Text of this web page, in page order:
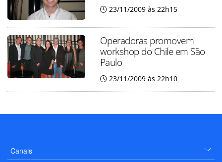
23/11/2009 às 22h15
Operadoras promovem
workshop do Chile em São
Paulo
23/11/2009 às 22h10
Canais